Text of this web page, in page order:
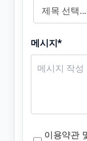
메시지*
이용약관